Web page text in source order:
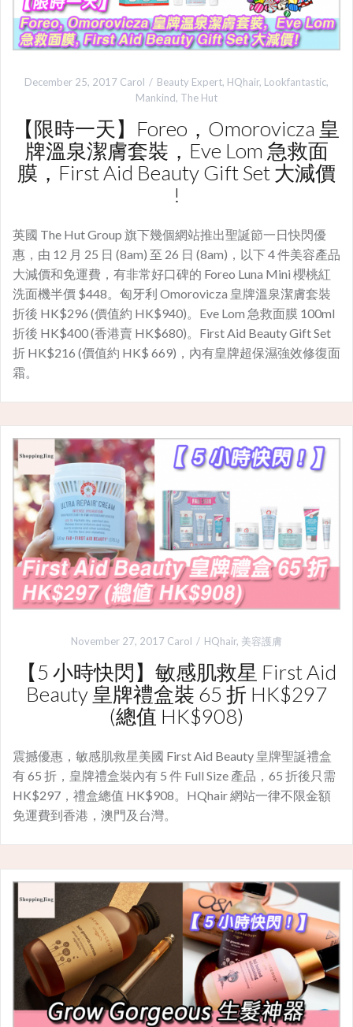
December 25, 2017 Carol Beauty Expert, HQhair, Lookfantastic,
Mankind, The Hut
【限時一天】Foreo，Omorovicza 皇
牌溫泉潔膚套裝，Eve Lom 急救面
膜，First Aid Beauty Gift Set 大減價
!
英國 The Hut Group 旗下幾個網站推出聖誕節一日快閃優
惠，由 12 月 25 日 (8am) 至 26 日 (8am)，以下 4 件美容產品
大減價和免運費，有非常好口碑的 Foreo Luna Mini 櫻桃紅
洗面機半價 $448。匈牙利 Omorovicza 皇牌溫泉潔膚套裝
折後 HK$296 (價值約 HK$940)。Eve Lom 急救面膜 100ml
折後 HK$400 (香港賣 HK$680)。First Aid Beauty Gift Set
折 HK$216 (價值約 HK$ 669)，內有皇牌超保濕強效修復面
霜。
November 27, 2017 Carol HQhair, 美容護膚
【5 小時快閃】敏感肌救星 First Aid
Beauty 皇牌禮盒裝 65 折 HK$297
(總值 HK$908)
震撼優惠，敏感肌救星美國 First Aid Beauty 皇牌聖誕禮盒
有 65 折，皇牌禮盒裝內有 5 件 Full Size 產品，65 折後只需
HK$297，禮盒總值 HK$908。HQhair 網站一律不限金額
免運費到香港，澳門及台灣。